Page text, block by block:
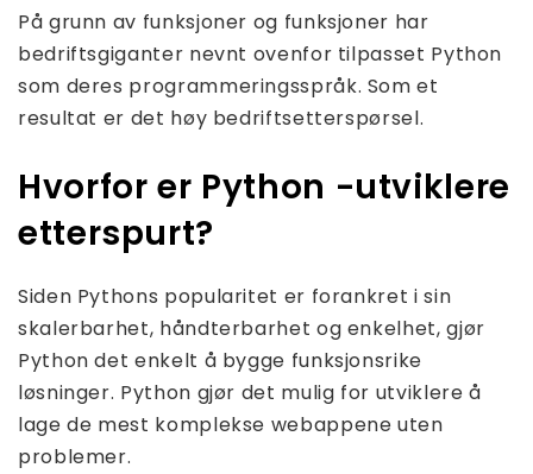
På grunn av funksjoner og funksjoner har
bedriftsgiganter nevnt ovenfor tilpasset Python
som deres programmeringsspråk. Som et
resultat er det høy bedriftsetterspørsel.
Hvorfor er Python -utviklere
etterspurt?
Siden Pythons popularitet er forankret i sin
skalerbarhet, håndterbarhet og enkelhet, gjør
Python det enkelt å bygge funksjonsrike
løsninger. Python gjør det mulig for utviklere å
lage de mest komplekse webappene uten
problemer.